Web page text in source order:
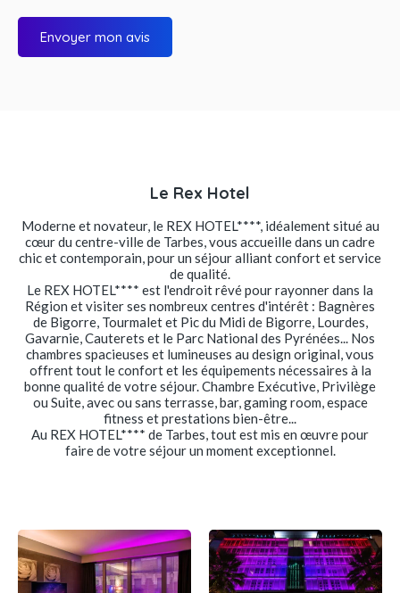
Envoyer mon avis
Le Rex Hotel
Moderne et novateur, le REX HOTEL****, idéalement situé au
cœur du centre-ville de Tarbes, vous accueille dans un cadre
chic et contemporain, pour un séjour alliant confort et service
de qualité.
Le REX HOTEL**** est l'endroit rêvé pour rayonner dans la
Région et visiter ses nombreux centres d'intérêt : Bagnères
de Bigorre, Tourmalet et Pic du Midi de Bigorre, Lourdes,
Gavarnie, Cauterets et le Parc National des Pyrénées... Nos
chambres spacieuses et lumineuses au design original, vous
offrent tout le confort et les équipements nécessaires à la
bonne qualité de votre séjour. Chambre Exécutive, Privilège
ou Suite, avec ou sans terrasse, bar, gaming room, espace
fitness et prestations bien-être...
Au REX HOTEL**** de Tarbes, tout est mis en œuvre pour
faire de votre séjour un moment exceptionnel.